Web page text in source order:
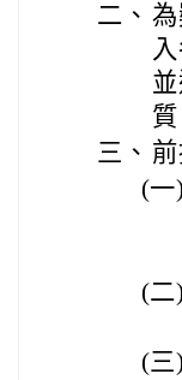
二、
三、
(一)
(二)
(三)